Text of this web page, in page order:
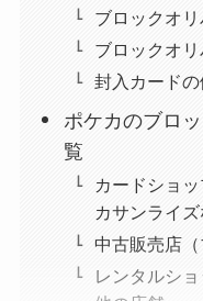
ブロックオ
ブロックオ
封入カードの
ポケカのブロ
覧
カードショ
カサンライズ
中古販売店（
レンタルシ